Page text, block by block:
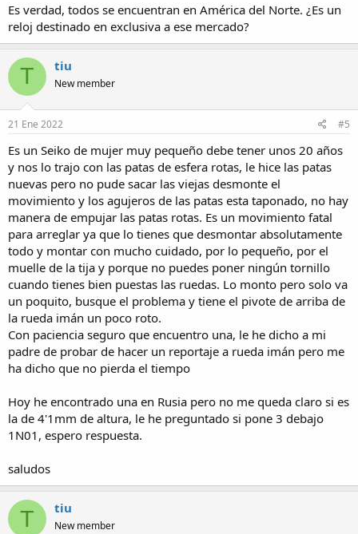
Es verdad, todos se encuentran en América del Norte. ¿Es un
reloj destinado en exclusiva a ese mercado?
T tiu
New member
21 Ene 2022 #5
Es un Seiko de mujer muy pequeño debe tener unos 20 años
y nos lo trajo con las patas de esfera rotas, le hice las patas
nuevas pero no pude sacar las viejas desmonte el
movimiento y los agujeros de las patas esta taponado, no hay
manera de empujar las patas rotas. Es un movimiento fatal
para arreglar ya que lo tienes que desmontar absolutamente
todo y montar con mucho cuidado, por lo pequeño, por el
muelle de la tija y porque no puedes poner ningún tornillo
cuando tienes bien puestas las ruedas. Lo monto pero solo va
un poquito, busque el problema y tiene el pivote de arriba de
la rueda imán un poco roto.
Con paciencia seguro que encuentro una, le he dicho a mi
padre de probar de hacer un reportaje a rueda imán pero me
ha dicho que no pierda el tiempo
Hoy he encontrado una en Rusia pero no me queda claro si es
la de 4'1mm de altura, le he preguntado si pone 3 debajo
1N01, espero respuesta.
saludos
T tiu
New member